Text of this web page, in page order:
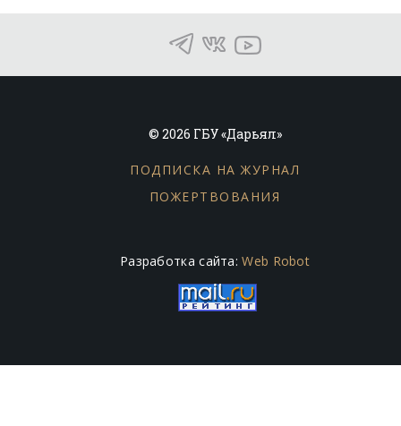
© 2026 ГБУ «Дарьял»
ПОДПИСКА НА ЖУРНАЛ
ПОЖЕРТВОВАНИЯ
Разработка сайта:Web Robot